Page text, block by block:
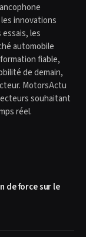
innovations
les
automobile
fiable,
de demain,
MotorsActu
souhaitant
réel.
de force sur le